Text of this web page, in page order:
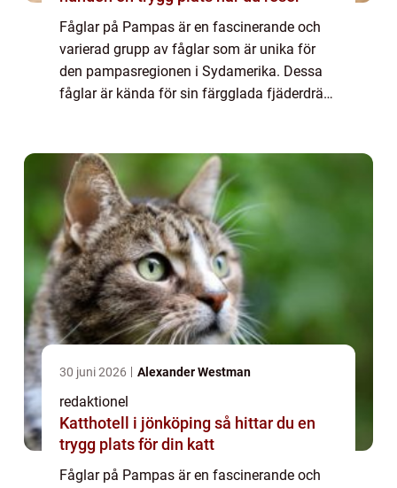
Fåglar på Pampas är en fascinerande och
varierad grupp av fåglar som är unika för
den pampasregionen i Sydamerika. Dessa
fåglar är kända för sin färgglada fjäderdräkt,
30 juni 2026 Alexander Westman
redaktionel
Katthotell i jönköping så hittar du en
trygg plats för din katt
Fåglar på Pampas är en fascinerande och